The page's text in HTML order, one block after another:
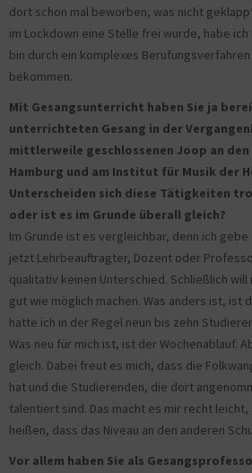
dort schon mal beworben, was nicht
im Lockdown eine Stelle frei wurde, habe
bin durch ein komplexes
bekommen.
Mit Gesangsunterricht haben Sie ja
unterrichteten Gesang in der
mittlerweile geschlossenen Joop an den
Hamburg und am Institut für Musik der
Unterscheiden sich diese Tätigkeiten
oder ist es im Grunde überall gleich?
Im Grunde ist es vergleichbar, denn ich
jetzt Lehrbeauftragter, Dozent oder
qualitativ keinen Unterschied. Schließlich
gut wie möglich machen. Was anders ist, ist
hatte ich in der Regel neun bis zehn
Was neu für mich ist, ist der Wochenablauf.
gleich. Dabei freut es mich, dass die
hat und die Studierenden, die dort
talentiert sind. Das macht es mir recht
heißen, dass das Niveau an den anderen
Vor allem haben Sie als